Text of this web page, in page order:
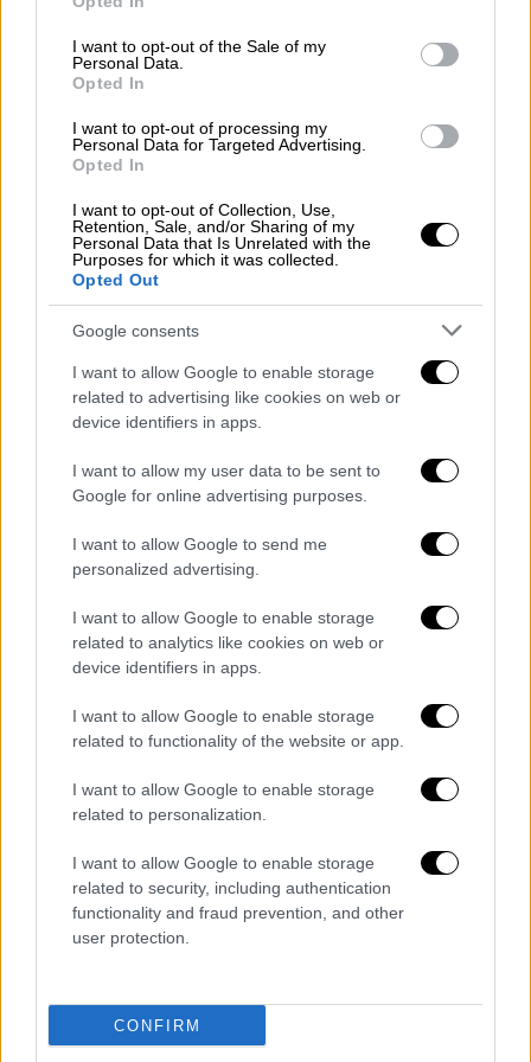
use your data for below specified purposes in below Google
consent section.
I want to opt-out of the Sale of my
Personal Data.
Opted In
I want to opt-out of processing my
Personal Data for Targeted Advertising.
Opted In
I want to opt-out of Collection, Use,
Retention, Sale, and/or Sharing of my
Personal Data that Is Unrelated with the
Purposes for which it was collected.
Opted Out
Google consents
I want to allow Google to enable storage
related to advertising like cookies on web or
device identifiers in apps.
I want to allow my user data to be sent to
Google for online advertising purposes.
I want to allow Google to send me
personalized advertising.
I want to allow Google to enable storage
related to analytics like cookies on web or
device identifiers in apps.
I want to allow Google to enable storage
related to functionality of the website or app.
I want to allow Google to enable storage
related to personalization.
I want to allow Google to enable storage
related to security, including authentication
functionality and fraud prevention, and other
user protection.
CONFIRM
ζήλιας, μεγάλες εντάσεις και βίαιες
συμπεριφορές.
Σύμφωνα με όσα καταθέτουν, ο 41χρονος την
έλεγχε απόλυτα, φτάνοντας στο σημείο να
αυτοκίνητοτης συζύγου του, ενώ είχε βάλει
και συσκευέςηχογράφησης στο σπίτι της
οικογένειας, ώστε να ελέγχει κάθε κίνηση
της 39χρονης.
Μάλιστα, δεν δίστασε να δημιουργήσει και
ένα ψεύτικο προφίλ στοInstagram
προκειμένου να παρακολουθεί τη
δραστηριότητα της 39χρονης στα μέσα
κοινωνικής δικτύωσης με το ψευδώνυμο
δεν την άφηνε να έχει καν προφίλ.
«Δεν ξέρεις τι περνάω»
Μαρτυρίεςαπό το περιβάλλον της 39χρονης
διέξοδοαπό τον γάμο της, χωρίς όμως να
καταφέρνει να κάνει το τελικό βήμα λόγω